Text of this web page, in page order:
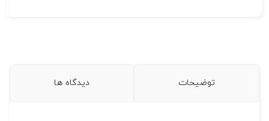
توضیحات دیدگاه ها